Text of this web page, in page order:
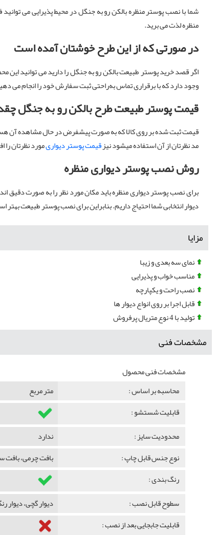
شما با نصب پوستر منظره بالکن رو به جنگل در محیط پذیرایی می
منظره لذت می برید.
در صورتی که از این طرح خوشتان آمده است
اگر قصد خرید پوستر طبیعت بالکن رو به جنگل را دارید می توانید
وجود دارد که با برقراری تماس به‌راحتی ثبت سفارش خود را انجام می
قیمت پوستر طبیعت طرح بالکن رو به جنگل
قیمت ثبت شده بر روی کالا که به صورت پیشفرض در حال مشاهده آن
مد نظرتان از آن استفاده میشود نیزقیمت پوستر دیواریمورد نظرتان
روش نصب پوستر دیواری منظره
برای نصب پوستر دیواری منظره باید مکان مورد نظر را به صورت دقیق
دیوار انتخابی شما احتیاج داریم. بنابراین برای نصب پوستر طبیعت
مزایا
نمای سه بعدی و زیبا
مناسب خواب و پذیرایی
نصب راحت و یکپارچه
قابل اجرا بر روی انواع دیوار ها
تولید با 4 نوع متریال پرفروش
مشخصات فنی
مشخصات فنی محصول
محاسبه بر اساس :
متر مربع
قابلیت شستشو :
محدودیت سایز :
ندارد
نوع جنس قابل چاپ :
بافت چرمی، بافت
رنگ بندی :
سطوح قابل نصب :
دیوار گچی،
قابلیت جابجایی بعد از نصب :